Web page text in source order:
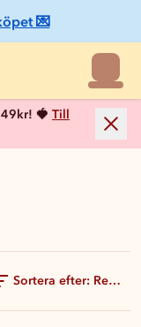
💌
🍓 Till
Sortera efter: